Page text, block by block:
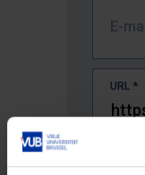
E-
URL *
De